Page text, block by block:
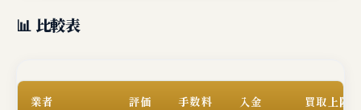
📊 比較表
業者 評価 手数料 入金 買取上限